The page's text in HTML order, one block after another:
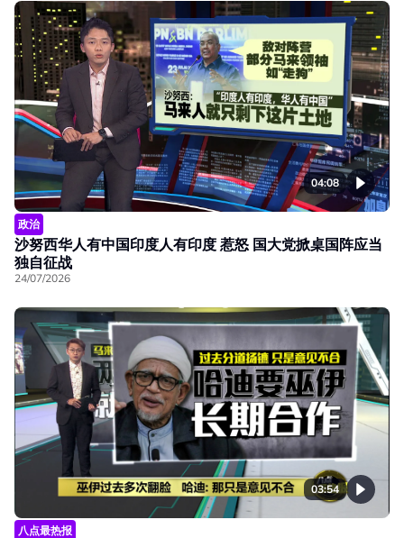
04:08
政治
沙努西华人有中国印度人有印度 惹怒 国大党掀桌国阵应当
独自征战
24/07/2026
03:54
八点最热报